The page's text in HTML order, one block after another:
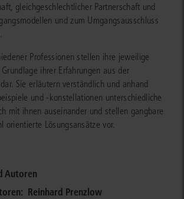
gleichgeschlechtlicher Partnerschaft und
und zum Umgangsausschluss
Professionen stellen ihre jeweilige
ihrer Erfahrungen aus der
Sie erläutern verständlich und anhand
und -konstellationen unterschiedliche
mit ihnen auseinander und stellen gangbare
orientierte Lösungsansätze vor.
Autoren
Reinhard Prenzlow